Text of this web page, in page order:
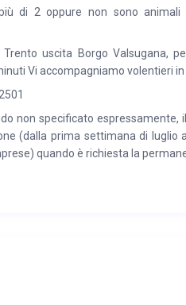
di 2 oppure non sono animali
uscita Borgo Valsugana,
Vi accompagniamo volentieri in
non specificato espressamente,
(dalla prima settimana di luglio
quando è richiesta la